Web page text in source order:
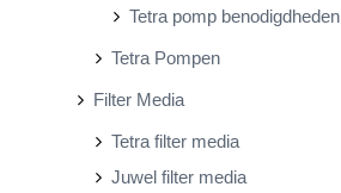
Tetra pomp benodigdheden
Tetra Pompen
Filter Media
Tetra filter media
Juwel filter media